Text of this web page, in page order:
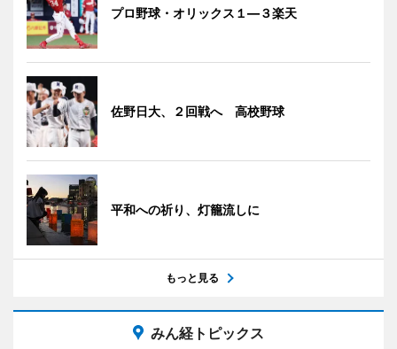
プロ野球・オリックス１―３楽天
佐野日大、２回戦へ 高校野球
平和への祈り、灯籠流しに
もっと見る
みん経トピックス